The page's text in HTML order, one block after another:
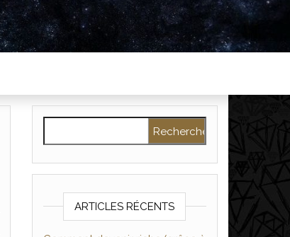
ARTICLES RÉCENTS